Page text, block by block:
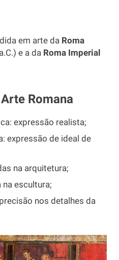
em arte da Roma
e a da Roma Imperial
Romana
expressão realista;
expressão de ideal de
na arquitetura;
na escultura;
nos detalhes da